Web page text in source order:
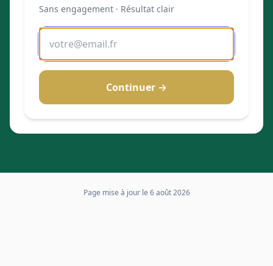
Sans engagement · Résultat clair
Continuer →
Page mise à jour le 6 août 2026